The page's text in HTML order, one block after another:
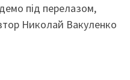
під перелазом,
Николай Вакуленко